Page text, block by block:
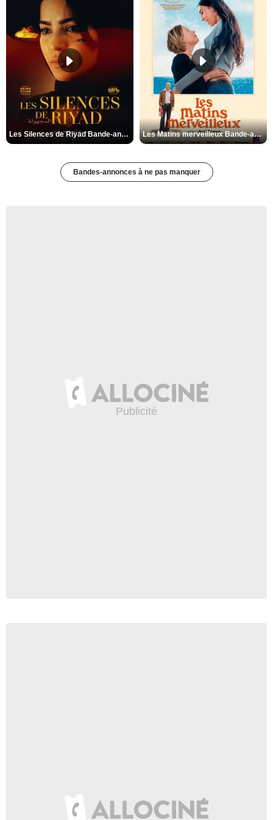
Les Silences de Riyad Bande-annonce VO STFR Les Matins merveilleux Bande-annonce VF
Bandes-annonces à ne pas manquer